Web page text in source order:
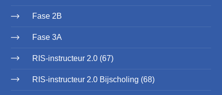
Fase 2B
Fase 3A
RIS-instructeur 2.0 (67)
RIS-instructeur 2.0 Bijscholing (68)